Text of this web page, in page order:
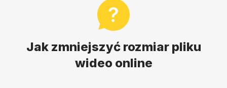
Jak zmniejszyć rozmiar pliku
wideo online